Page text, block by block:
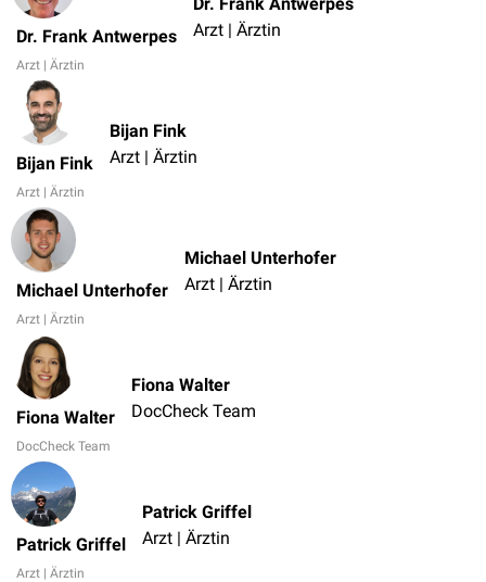
Dr. Frank Antwerpes
Arzt | Ärztin
Arzt | Ärztin
Bijan Fink
Arzt | Ärztin
Bijan Fink
Arzt | Ärztin
Michael Unterhofer
Arzt | Ärztin
Michael Unterhofer
Arzt | Ärztin
Fiona Walter
DocCheck Team
Fiona Walter
DocCheck Team
Patrick Griffel
Arzt | Ärztin
Patrick Griffel
Arzt | Ärztin